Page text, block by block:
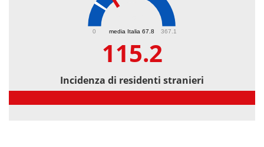
media Italia 67.8
0 367.1
115.2
Incidenza di residenti stranieri